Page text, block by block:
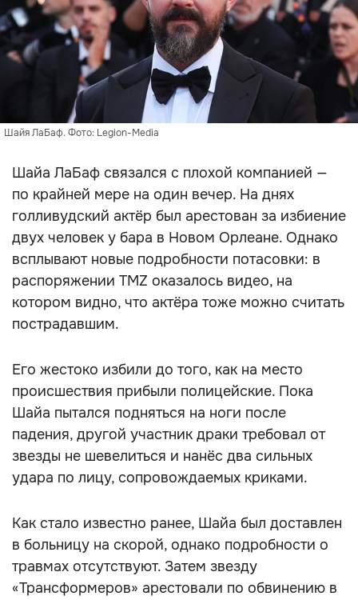
Шайя ЛаБаф. Фото: Legion-Media
Шайа ЛаБаф связался с плохой компанией —
по крайней мере на один вечер. На днях
голливудский актёр был арестован за избиение
двух человек у бара в Новом Орлеане. Однако
всплывают новые подробности потасовки: в
распоряжении TMZ оказалось видео, на
котором видно, что актёра тоже можно считать
пострадавшим.
Его жестоко избили до того, как на место
происшествия прибыли полицейские. Пока
Шайа пытался подняться на ноги после
падения, другой участник драки требовал от
звезды не шевелиться и нанёс два сильных
удара по лицу, сопровождаемых криками.
Как стало известно ранее, Шайа был доставлен
в больницу на скорой, однако подробности о
травмах отсутствуют. Затем звезду
«Трансформеров» арестовали по обвинению в